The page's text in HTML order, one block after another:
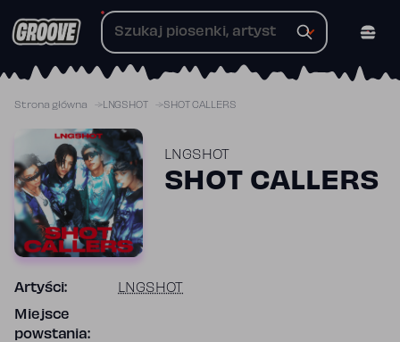
do
Strona główna LNGSHOT SHOT CALLERS
LNGSHOT
SHOT CALLERS
Artyści: LNGSHOT
Miejsce
powstania: